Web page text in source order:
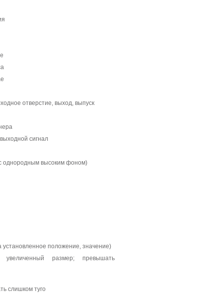
отверстие, выход, выпуск
сигнал
однородным высоким фоном)
установленное положение, значение)
увеличенный размер; превышать
слишком туго